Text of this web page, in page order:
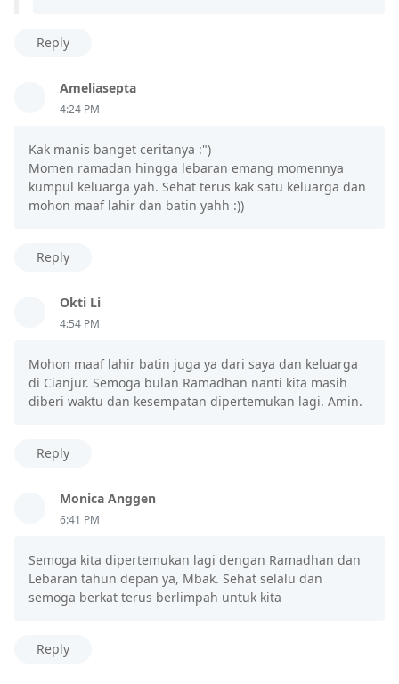
Reply
Ameliasepta
4:24 PM
Kak manis banget ceritanya :")
Momen ramadan hingga lebaran emang momennya
kumpul keluarga yah. Sehat terus kak satu keluarga dan
mohon maaf lahir dan batin yahh :))
Reply
Okti Li
4:54 PM
Mohon maaf lahir batin juga ya dari saya dan keluarga
di Cianjur. Semoga bulan Ramadhan nanti kita masih
diberi waktu dan kesempatan dipertemukan lagi. Amin.
Reply
Monica Anggen
6:41 PM
Semoga kita dipertemukan lagi dengan Ramadhan dan
Lebaran tahun depan ya, Mbak. Sehat selalu dan
semoga berkat terus berlimpah untuk kita
Reply